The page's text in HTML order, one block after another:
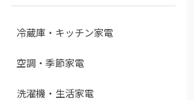
冷蔵庫・キッチン家電
空調・季節家電
洗濯機・生活家電